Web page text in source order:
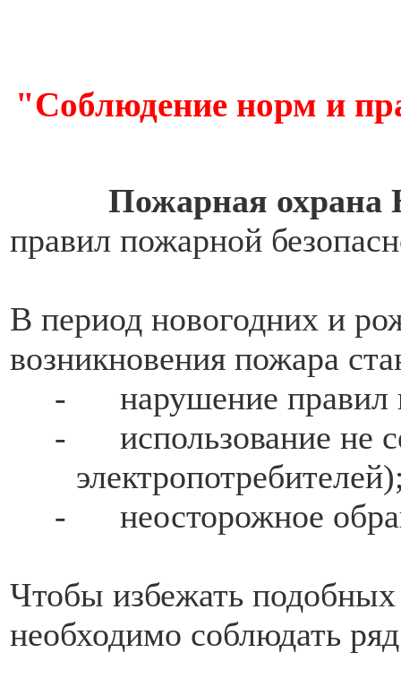
"Соблюдение норм и
Пожарная охрана
правил пожарной
В период новогодних и
возникновения пожара
-
нарушение правил
-
использование не
-
неосторожное
Чтобы избежать подобных
необходимо соблюдать